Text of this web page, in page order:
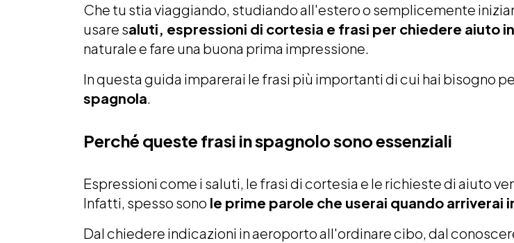
Che tu stia viaggiando, studiando all'estero o semplicemente
usare saluti, espressioni di cortesia e frasi per chiedere aiuto
naturale e fare una buona prima impressione.
In questa guida imparerai le frasi più importanti di cui hai bisogno pe
spagnola.
Perché queste frasi in spagnolo sono essenziali
Espressioni come i saluti, le frasi di cortesia e le richieste di aiuto
Infatti, spesso sono le prime parole che userai quando arriverai
Dal chiedere indicazioni in aeroporto all'ordinare cibo, dal